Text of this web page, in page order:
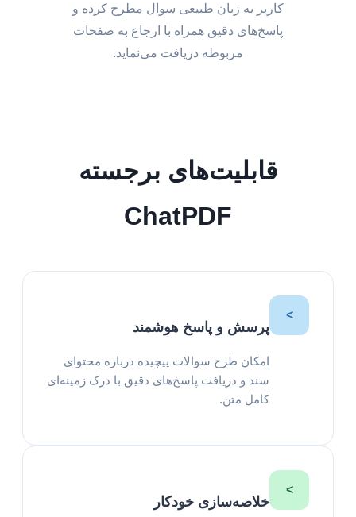
کاربر به زبان طبیعی سوال مطرح کرده و
پاسخ‌های دقیق همراه با ارجاع به صفحات
مربوطه دریافت می‌نماید.
قابلیت‌های برجسته
ChatPDF
>
پرسش و پاسخ هوشمند
امکان طرح سوالات پیچیده درباره محتوای
سند و دریافت پاسخ‌های دقیق با درک زمینه‌ای
کامل متن.
>
خلاصه‌سازی خودکار